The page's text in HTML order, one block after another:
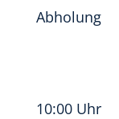
Abholung
10:00 Uhr